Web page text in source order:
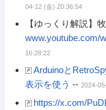
04-12 (金) 20:36:54
【ゆっくり解説】
www.youtube.com/
16:28:22
Arduinoと
表示を使う -- 2024-
https://x.com/